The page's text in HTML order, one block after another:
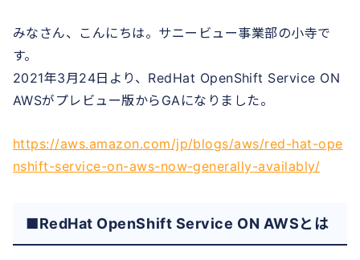
みなさん、こんにちは。サニービュー事業部の小寺で
す。
2021年3月24日より、RedHat OpenShift Service ON
AWSがプレビュー版からGAになりました。
https://aws.amazon.com/jp/blogs/aws/red-hat-ope
nshift-service-on-aws-now-generally-availably/
■RedHat OpenShift Service ON AWSとは